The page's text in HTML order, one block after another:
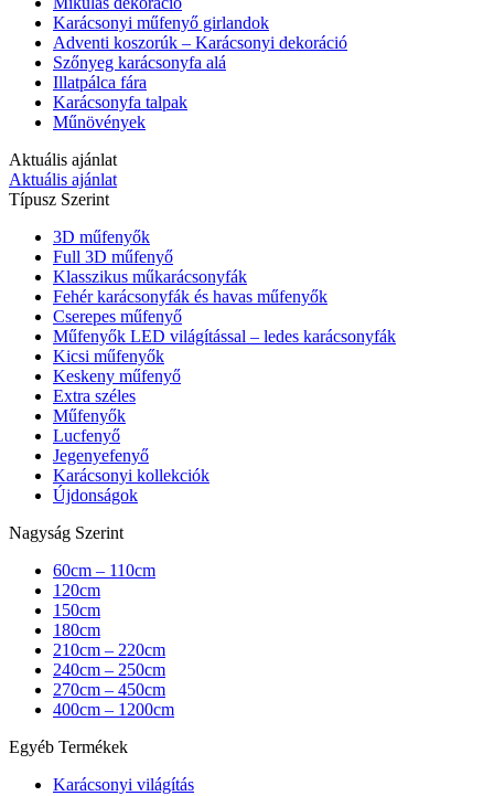
Karácsonyi műfenyő girlandok
Adventi koszorúk – Karácsonyi dekoráció
Szőnyeg karácsonyfa alá
Illatpálca fára
Karácsonyfa talpak
Műnövények
Aktuális ajánlat
Aktuális ajánlat
Típusz Szerint
3D műfenyők
Full 3D műfenyő
Klasszikus műkarácsonyfák
Fehér karácsonyfák és havas műfenyők
Cserepes műfenyő
Műfenyők LED világítással – ledes karácsonyfák
Kicsi műfenyők
Keskeny műfenyő
Extra széles
Műfenyők
Lucfenyő
Jegenyefenyő
Karácsonyi kollekciók
Újdonságok
Nagyság Szerint
60cm – 110cm
120cm
150cm
180cm
210cm – 220cm
240cm – 250cm
270cm – 450cm
400cm – 1200cm
Egyéb Termékek
Karácsonyi világítás